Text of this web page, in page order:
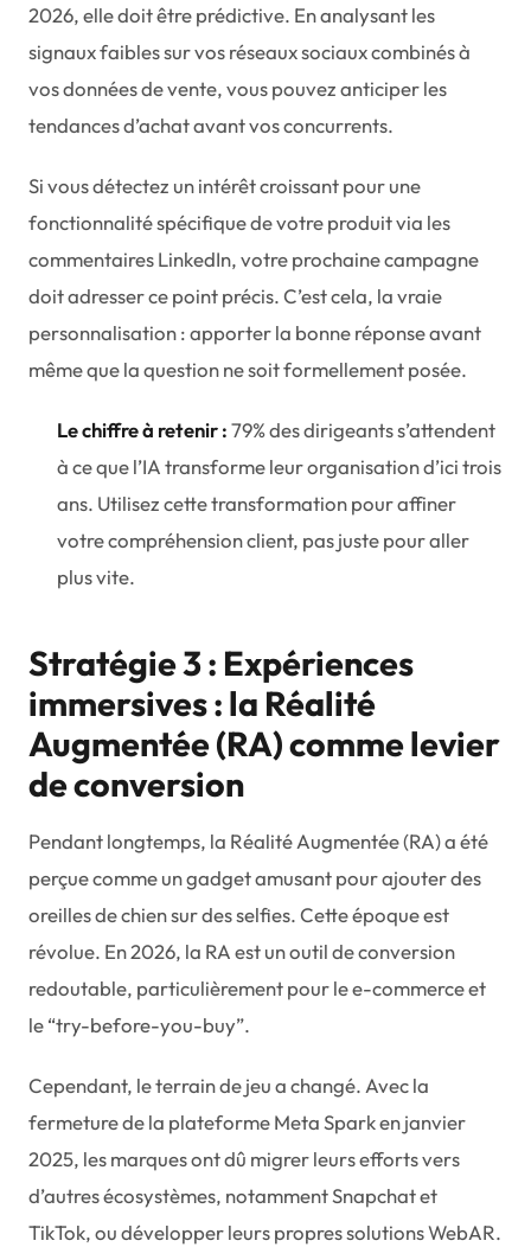
2026, elle doit être prédictive. En analysant les
signaux faibles sur vos réseaux sociaux combinés à
vos données de vente, vous pouvez anticiper les
tendances d’achat avant vos concurrents.
Si vous détectez un intérêt croissant pour une
fonctionnalité spécifique de votre produit via les
commentaires LinkedIn, votre prochaine campagne
doit adresser ce point précis. C’est cela, la vraie
personnalisation : apporter la bonne réponse avant
même que la question ne soit formellement posée.
Le chiffre à retenir :79% des dirigeants s’attendent
à ce que l’IA transforme leur organisation d’ici trois
ans. Utilisez cette transformation pour affiner
votre compréhension client, pas juste pour aller
plus vite.
Stratégie 3 : Expériences
immersives : la Réalité
Augmentée (RA) comme levier
de conversion
Pendant longtemps, la Réalité Augmentée (RA) a été
perçue comme un gadget amusant pour ajouter des
oreilles de chien sur des selfies. Cette époque est
révolue. En 2026, la RA est un outil de conversion
redoutable, particulièrement pour le e-commerce et
le “try-before-you-buy”.
Cependant, le terrain de jeu a changé. Avec la
fermeture de la plateforme Meta Spark en janvier
2025, les marques ont dû migrer leurs efforts vers
d’autres écosystèmes, notamment Snapchat et
TikTok, ou développer leurs propres solutions WebAR.